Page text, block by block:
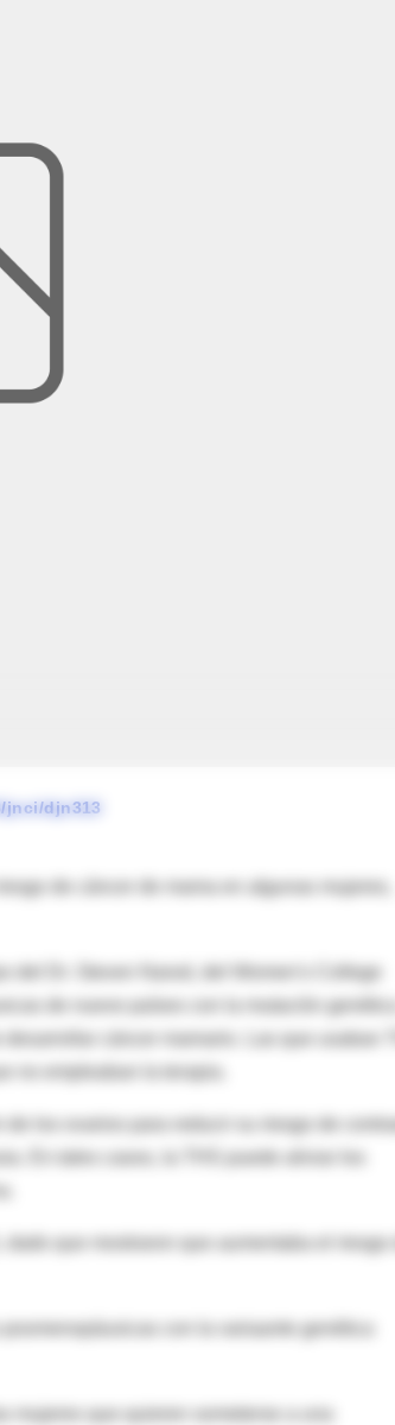
jnci/djn313
de cáncer de mama en algunas mujeres,
del Dr. Steven Narod, del Women's College
de nueve países con la mutación genética
no empleaban la terapia.
los ovarios para reducir su riesgo de
En tales casos, la THS puede aliviar los
que mostraron que aumentaba el riesgo
con la variaante genética
mujeres que quieren someterse a una